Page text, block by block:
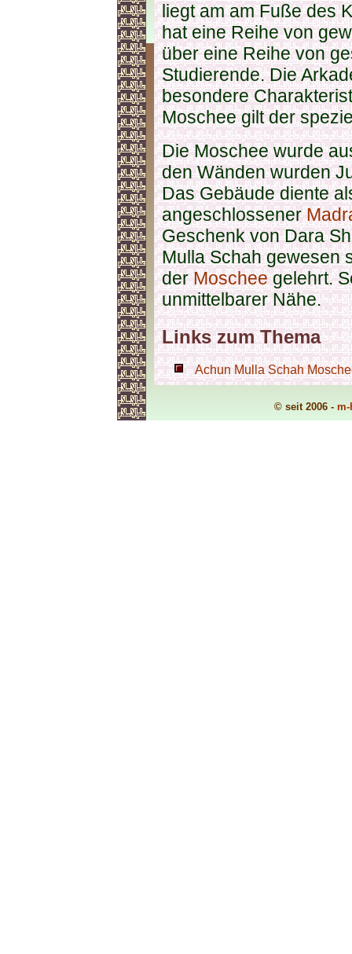
liegt am am Fuße des
hat eine Reihe von
über eine Reihe von
Studierende. Die
besondere
Moschee gilt der
Die Moschee wurde
den Wänden wurden
Das Gebäude diente
angeschlossener
Geschenk von Dara
Mulla Schah gewesen
derMoscheegelehrt.
unmittelbarer Nähe.
Links zum Thema
Achun Mulla Schah
© seit 2006 - m-